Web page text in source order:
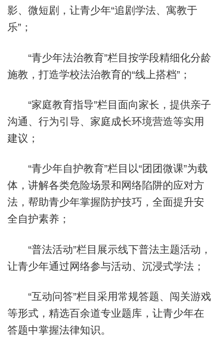
影、微短剧，让青少年“追剧学法、寓教于
乐”；
“青少年法治教育”栏目按学段精细化分龄
施教，打造学校法治教育的“线上搭档”；
“家庭教育指导”栏目面向家长，提供亲子
沟通、行为引导、家庭成长环境营造等实用
建议；
“青少年自护教育”栏目以“团团微课”为载
体，讲解各类危险场景和网络陷阱的应对方
法，帮助青少年掌握防护技巧，全面提升安
全自护素养；
“普法活动”栏目展示线下普法主题活动，
让青少年通过网络参与活动、沉浸式学法；
“互动问答”栏目采用常规答题、闯关游戏
等形式，精选百余道专业题库，让青少年在
答题中掌握法律知识。